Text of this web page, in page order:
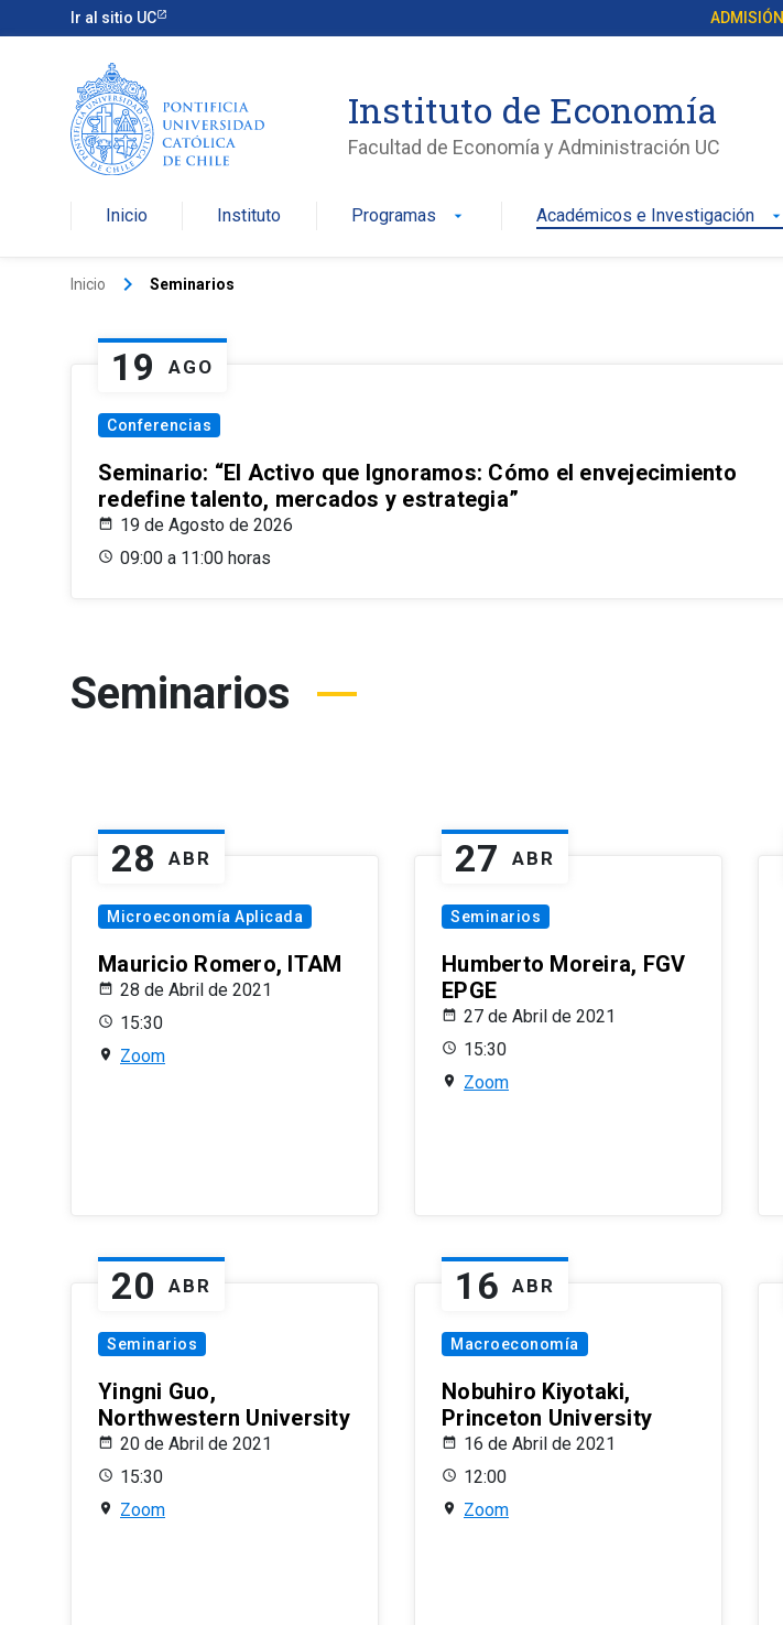
Ir al sitio UC ADMISIÓN
Instituto de Economía
Facultad de Economía y Administración UC
Inicio Instituto Programas arrow_drop_down Académicos e Investigación arrow_drop_down
Inicio keyboard_arrow_right Seminarios
19 AGO
Conferencias
Seminario: “El Activo que Ignoramos: Cómo el envejecimiento
redefine talento, mercados y estrategia”
19 de Agosto de 2026
09:00 a 11:00 horas
Seminarios
28 ABR
Microeconomía Aplicada
Mauricio Romero, ITAM
28 de Abril de 2021
15:30
Zoom
27 ABR
Seminarios
Humberto Moreira, FGV
EPGE
27 de Abril de 2021
15:30
Zoom
20 ABR
Seminarios
Yingni Guo,
Northwestern University
20 de Abril de 2021
15:30
Zoom
16 ABR
Macroeconomía
Nobuhiro Kiyotaki,
Princeton University
16 de Abril de 2021
12:00
Zoom